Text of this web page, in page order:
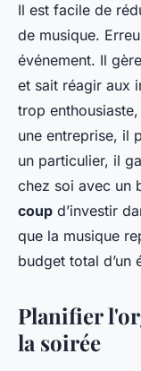
Il est facile de
de musique.
événement. Il
et sait réagir aux
trop
une entreprise, il
un particulier, il
chez soi avec un
coup d’investir
que la musique
budget total d’un
Planifier
la soirée